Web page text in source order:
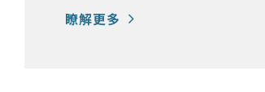
瞭解更多